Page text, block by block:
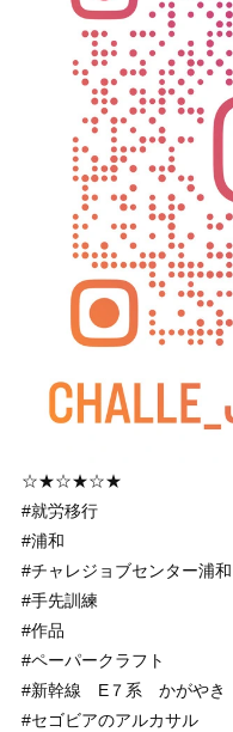
☆★☆★☆★
#就労移行
#浦和
#チャレジョブセンター浦和
#手先訓練
#作品
#ペーパークラフト
#新幹線 E７系 かがやき
#セゴビアのアルカサル